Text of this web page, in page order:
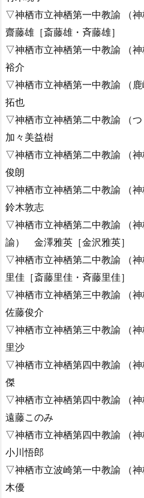
▽神栖市立神栖第一中教諭 （
齋藤雄［斎藤雄・斉藤雄］
▽神栖市立神栖第一中教諭 （
裕介
▽神栖市立神栖第一中教諭 （
拓也
▽神栖市立神栖第二中教諭 （
加々美益樹
▽神栖市立神栖第二中教諭 （
俊朗
▽神栖市立神栖第二中教諭 （
鈴木敦志
▽神栖市立神栖第二中教諭 （
諭） 金澤雅英［金沢雅英］
▽神栖市立神栖第二中教諭 （
里佳［斎藤里佳・斉藤里佳］
▽神栖市立神栖第三中教諭 （
佐藤俊介
▽神栖市立神栖第三中教諭 （
里沙
▽神栖市立神栖第四中教諭 （
傑
▽神栖市立神栖第四中教諭 （
遠藤このみ
▽神栖市立神栖第四中教諭 （
小川悟郎
▽神栖市立波崎第一中教諭 （
木優